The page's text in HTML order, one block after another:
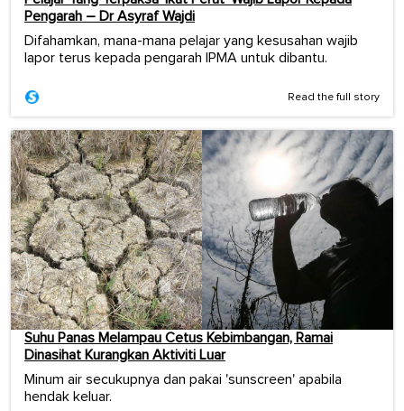
Pengarah – Dr Asyraf Wajdi
Difahamkan, mana-mana pelajar yang kesusahan wajib
lapor terus kepada pengarah IPMA untuk dibantu.
Read the full story
Suhu Panas Melampau Cetus Kebimbangan, Ramai
Dinasihat Kurangkan Aktiviti Luar
Minum air secukupnya dan pakai 'sunscreen' apabila
hendak keluar.